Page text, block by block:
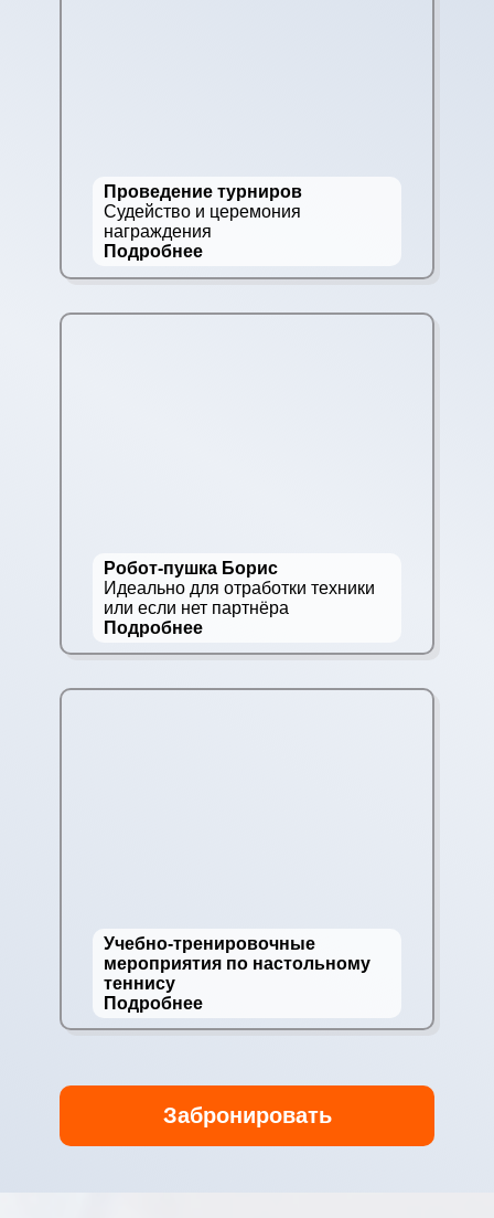
Учебно-тренировочные
мероприятия по настольному
теннису
Подробнее
Робот-пушка Борис
Идеально для отработки техники
или если нет партнёра
Подробнее
Проведение турниров
Судейство и церемония
награждения
Подробнее
Забронировать